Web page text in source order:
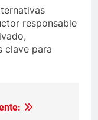
responsable
clave para